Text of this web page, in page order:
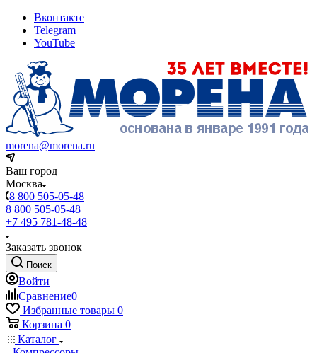
Вконтакте
Telegram
YouTube
morena@morena.ru
Ваш город
Москва
8 800 505-05-48
8 800 505-05-48
+7 495 781-48-48
Заказать звонок
Поиск
Войти
Сравнение0
Избранные товары 0
Корзина 0
Каталог